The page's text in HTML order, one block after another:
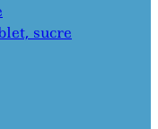
sucre